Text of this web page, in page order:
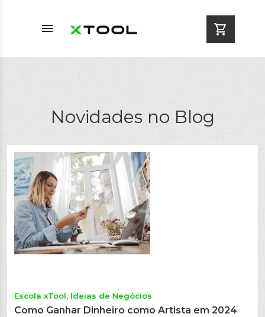
menu shopping_cart
Novidades no Blog
Escola xTool Ideias de Negócios
Como Ganhar Dinheiro como Artista em 2024